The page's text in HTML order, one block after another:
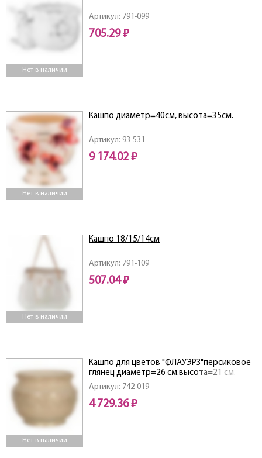
Нет в наличии
Артикул: 791-099
705.29 ₽
Нет в наличии
Артикул: 93-531
Кашпо диаметр=40см, высота=35см.
9 174.02 ₽
Нет в наличии
Артикул: 791-109
Кашпо 18/15/14см
507.04 ₽
Нет в наличии
Артикул: 742-019
Кашпо для цветов "ФЛАУЭРЗ"персиковое
глянец диаметр=26 см.высота=21 см.
4 729.36 ₽